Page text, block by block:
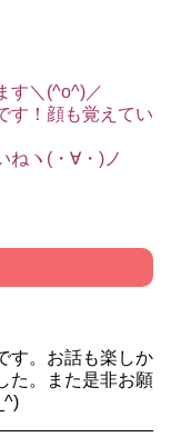
す＼(^o^)／
す！顔も覚えてい
ねヽ(・∀・)ノ
す。お話も楽しか
た。また是非お願